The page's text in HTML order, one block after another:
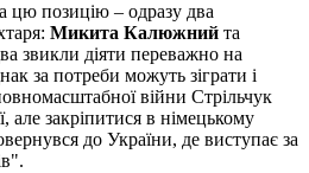
цю позицію – одразу два
Микита Калюжний та
звикли діяти переважно на
за потреби можуть зіграти і
війни Стрільчук
але закріпитися в німецькому
до України, де виступає за